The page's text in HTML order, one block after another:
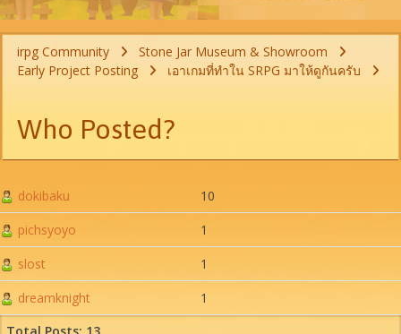
irpg Community
Stone Jar Museum & Showroom
Early Project Posting
เอาเกมที่ทำใน SRPG มาให้ดูกันครับ
Who Posted?
dokibaku
10
pichsyoyo
1
slost
1
dreamknight
1
Total Posts: 13